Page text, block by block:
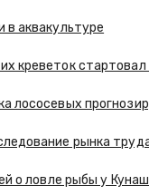
в аквакультуре
креветок стартовал
лососевых
рынка
о ловле рыбы у